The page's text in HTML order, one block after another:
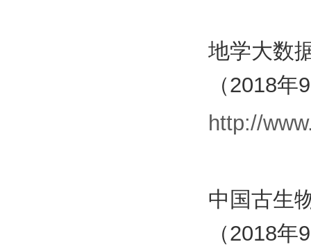
地学大数
（2018
http://
中国古生
（2018